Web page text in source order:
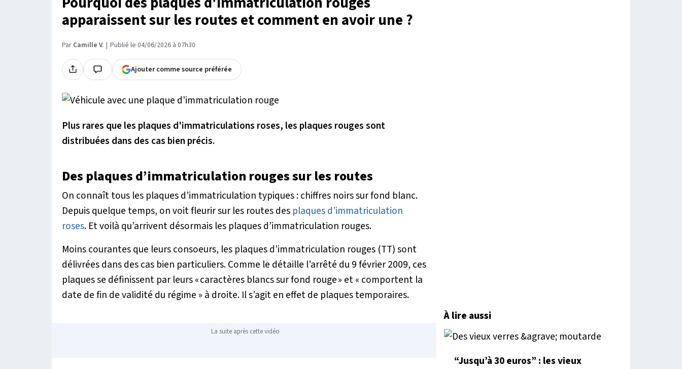
apparaissent sur les routes et comment en avoir une ?
Par Camille V. Publié le 04/06/2026 à 07h30
Ajouter comme source préférée
Plus rares que les plaques d'immatriculations roses, les plaques rouges sont
distribuées dans des cas bien précis.
Des plaques d’immatriculation rouges sur les routes
On connaît tous les plaques d’immatriculation typiques : chiffres noirs sur fond blanc.
Depuis quelque temps, on voit fleurir sur les routes des plaques d’immatriculation
roses. Et voilà qu’arrivent désormais les plaques d’immatriculation rouges.
Moins courantes que leurs consoeurs, les plaques d’immatriculation rouges (TT) sont
délivrées dans des cas bien particuliers. Comme le détaille l’arrêté du 9 février 2009, ces
plaques se définissent par leurs «caractères blancs sur fond rouge» et « comportent la
date de fin de validité du régime » à droite. Il s’agit en effet de plaques temporaires.
La suite après cette vidéo
À lire aussi
“Jusqu’à 30 euros” : les vieux